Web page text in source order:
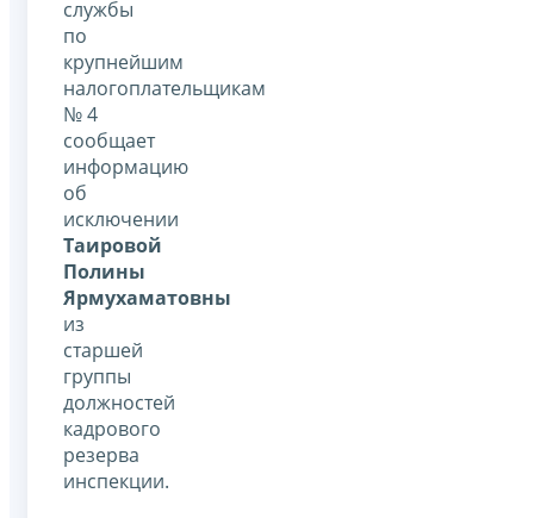
службы
по
крупнейшим
налогоплательщикам
№ 4
сообщает
информацию
об
исключении
Таировой
Полины
Ярмухаматовны
из
старшей
группы
должностей
кадрового
резерва
инспекции.